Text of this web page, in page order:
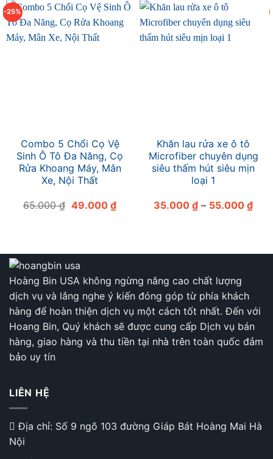
-25%
Combo 5 Chổi Cọ Vệ
Sinh Ô Tô Đa Năng, Cọ
Rửa Khoang Máy, Mân
Xe, Nội Thất
65.000₫ Giá
49.000 ₫Giá
hiện
Khăn lau rửa xe ô tô
Microfiber chuyên dụng
siêu thấm hút siêu mịn
loại 1
35.000 ₫ – 55.000 ₫
Hoàng Bin USA không ngừng nâng cao chất lượng
dịch vụ và lắng nghe ý kiến đóng góp từ phía khách
hàng để hoàn thiện dịch vụ một cách tốt nhất. Đến với
Hoang Bin, Quý khách sẽ được cung cấp Dịch vụ bán
hàng, giao hàng và thu tiền tại nhà trên toàn quốc đảm
bảo uy tín
LIÊN HỆ
Địa chỉ: Số 9 ngõ 103 đường Giáp Bát Hoàng Mai Hà
Nội